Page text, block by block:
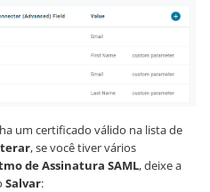
um certificado válido na lista de
, se você tiver vários
de Assinatura SAML, deixe a
Salvar: